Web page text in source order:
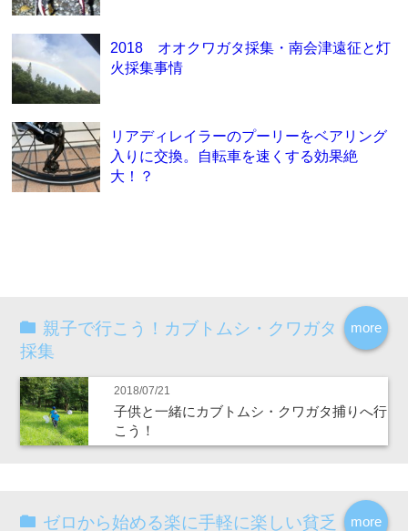
2018 オオクワガタ採集・南会津遠征と灯
火採集事情
リアディレイラーのプーリーをベアリング
入りに交換。自転車を速くする効果絶
大！？
more
親子で行こう！カブトムシ・クワガタ
採集
2018/07/21
子供と一緒にカブトムシ・クワガタ捕りへ行
こう！
more
ゼロから始める楽に手軽に楽しい貧乏